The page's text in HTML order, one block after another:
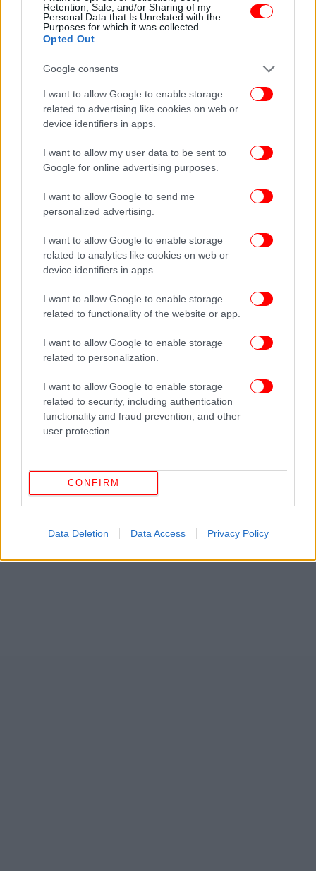
Retention, Sale, and/or Sharing of my
Personal Data that Is Unrelated with the
Purposes for which it was collected.
Opted Out
Google consents
I want to allow Google to enable storage
related to advertising like cookies on web or
device identifiers in apps.
I want to allow my user data to be sent to
Google for online advertising purposes.
I want to allow Google to send me
personalized advertising.
I want to allow Google to enable storage
related to analytics like cookies on web or
device identifiers in apps.
I want to allow Google to enable storage
related to functionality of the website or app.
I want to allow Google to enable storage
related to personalization.
I want to allow Google to enable storage
related to security, including authentication
functionality and fraud prevention, and other
user protection.
CONFIRM
Data Deletion Data Access Privacy Policy
ΠΕΡΙΣΣΟΤΕΡΑ ΒΙΝΤΕΟ
και μάθετε
πρώτοι όλες τις ειδήσεις
από την Ελλάδα και τον Κόσμο,
ΔΙΑΒΑΣΤΕ ΠΕΡΙΣΣΟΤΕΡΑ